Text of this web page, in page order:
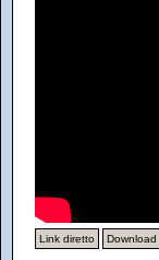
Link diretto Download